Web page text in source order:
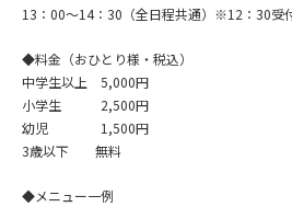
13：00～14：30（全日程共通）※12：30受
◆料金（おひとり様・税込）
中学生以上 5,000円
小学生 2,500円
幼児 1,500円
3歳以下 無料
◆メニュー一例